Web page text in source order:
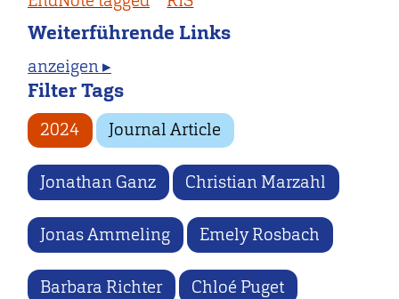
Weiterführende Links
anzeigen ▸
Filter Tags
2024 Journal Article
Jonathan Ganz Christian Marzahl
Jonas Ammeling Emely Rosbach
Barbara Richter Chloé Puget